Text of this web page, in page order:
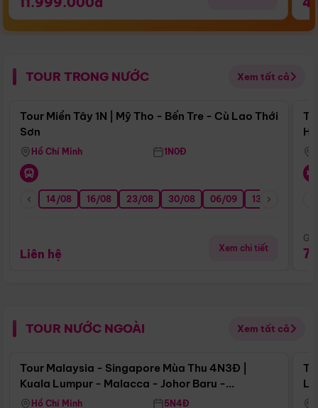
TOUR TRONG NƯỚC Xem tất cả
Điểm nổi bật
Tour Miền Tây 1N | Mỹ Tho - Bến Tre - Cù Lao Thới
Sơn
Hồ Chí Minh 1N0Đ
14/08 16/08 23/08 30/08 06/09 13/09
Liên hệ Xem chi tiết
TOUR NƯỚC NGOÀI Xem tất cả
Điểm nổi bật
Tour Malaysia - Singapore Mùa Thu 4N3Đ |
Kuala Lumpur - Malacca - Johor Baru -
Singapore
Hồ Chí Minh 5N4Đ